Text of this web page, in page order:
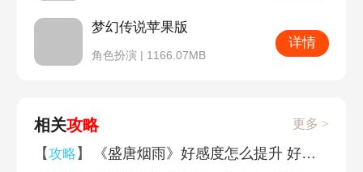
梦幻传说苹果版
角色扮演 | 1166.07MB
详情
相关攻略 更多 >
【攻略 】
《盛唐烟雨》好感度怎么提升 好感度提升攻略